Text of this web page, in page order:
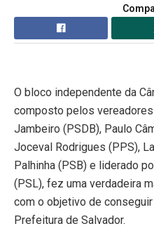
O bloco independente da
composto pelos
Jambeiro (PSDB), Paulo
Joceval Rodrigues (PPS),
Palhinha (PSB) e liderado
(PSL), fez uma verdadeira
com o objetivo de conseguir
Prefeitura de Salvador.